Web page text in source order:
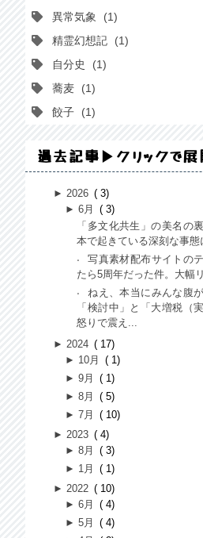
異常気象
1
精霊幻想記
1
自分史
1
蕎麦
1
餃子
1
過去記事▶クリックで展
►2026
3
►6月
3
「多文化共生」の美名の
本で起きている深刻な事態
写真素材配布サイトの
たら5周年だった件。大幅
ねえ、本当にみんな腹
「検討中」と「大増税（
怒りで震え...
►2024
17
► 10月
1
►9月
1
►8月
5
►7月
10
►2023
4
►8月
3
► 1月
1
►2022
10
►6月
4
►5月
4